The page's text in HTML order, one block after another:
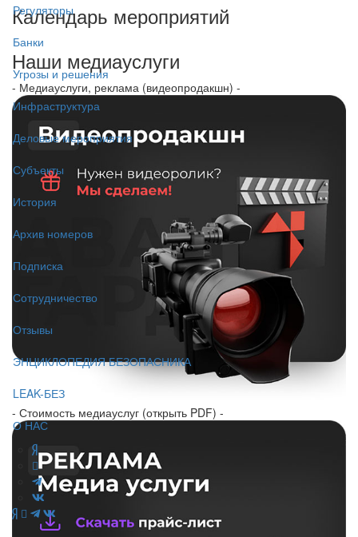
Регуляторы
Банки
Угрозы и решения
Инфраструктура
Деловые мероприятия
Субъекты
История
Архив номеров
Подписка
Сотрудничество
Отзывы
ЭНЦИКЛОПЕДИЯ БЕЗОПАСНИКА
LEAK-БЕЗ
О НАС
Календарь мероприятий
Наши медиауслуги
- Медиауслуги, реклама (видеопродакшн) -
- Стоимость медиауслуг (открыть PDF) -